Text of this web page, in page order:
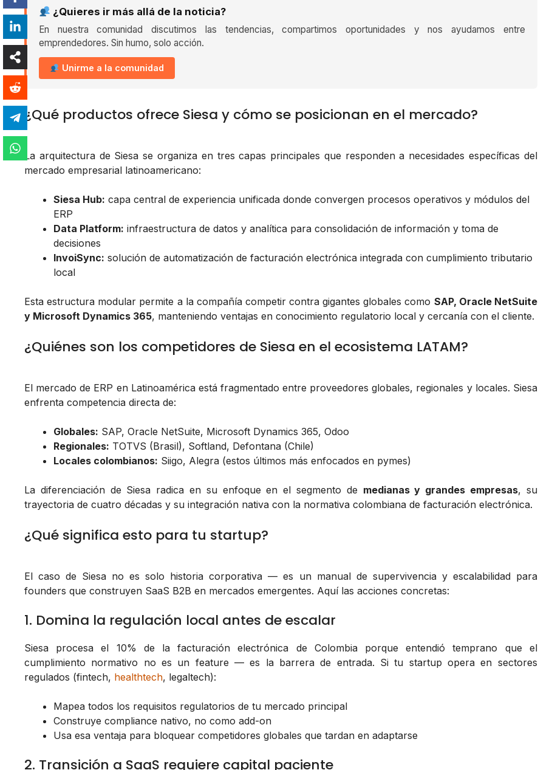
¿Quieres ir más allá de la noticia?
En nuestra comunidad discutimos las tendencias, compartimos oportunidades y nos ayudamos entre
emprendedores. Sin humo, solo acción.
Unirme a la comunidad
¿Qué productos ofrece Siesa y cómo se posicionan en el mercado?
La arquitectura de Siesa se organiza en tres capas principales que responden a necesidades específicas del
mercado empresarial latinoamericano:
Siesa Hub: capa central de experiencia unificada donde convergen procesos operativos y módulos del
ERP
Data Platform: infraestructura de datos y analítica para consolidación de información y toma de
decisiones
InvoiSync: solución de automatización de facturación electrónica integrada con cumplimiento tributario
local
Esta estructura modular permite a la compañía competir contra gigantes globales como SAP, Oracle NetSuite
y Microsoft Dynamics 365, manteniendo ventajas en conocimiento regulatorio local y cercanía con el cliente.
¿Quiénes son los competidores de Siesa en el ecosistema LATAM?
El mercado de ERP en Latinoamérica está fragmentado entre proveedores globales, regionales y locales. Siesa
enfrenta competencia directa de:
Globales: SAP, Oracle NetSuite, Microsoft Dynamics 365, Odoo
Regionales: TOTVS (Brasil), Softland, Defontana (Chile)
Locales colombianos: Siigo, Alegra (estos últimos más enfocados en pymes)
La diferenciación de Siesa radica en su enfoque en el segmento de medianas y grandes empresas, su
trayectoria de cuatro décadas y su integración nativa con la normativa colombiana de facturación electrónica.
¿Qué significa esto para tu startup?
El caso de Siesa no es solo historia corporativa — es un manual de supervivencia y escalabilidad para
founders que construyen SaaS B2B en mercados emergentes. Aquí las acciones concretas:
1. Domina la regulación local antes de escalar
Siesa procesa el 10% de la facturación electrónica de Colombia porque entendió temprano que el
cumplimiento normativo no es un feature — es la barrera de entrada. Si tu startup opera en sectores
regulados (fintech, healthtech, legaltech):
Mapea todos los requisitos regulatorios de tu mercado principal
Construye compliance nativo, no como add-on
Usa esa ventaja para bloquear competidores globales que tardan en adaptarse
2. Transición a SaaS requiere capital paciente